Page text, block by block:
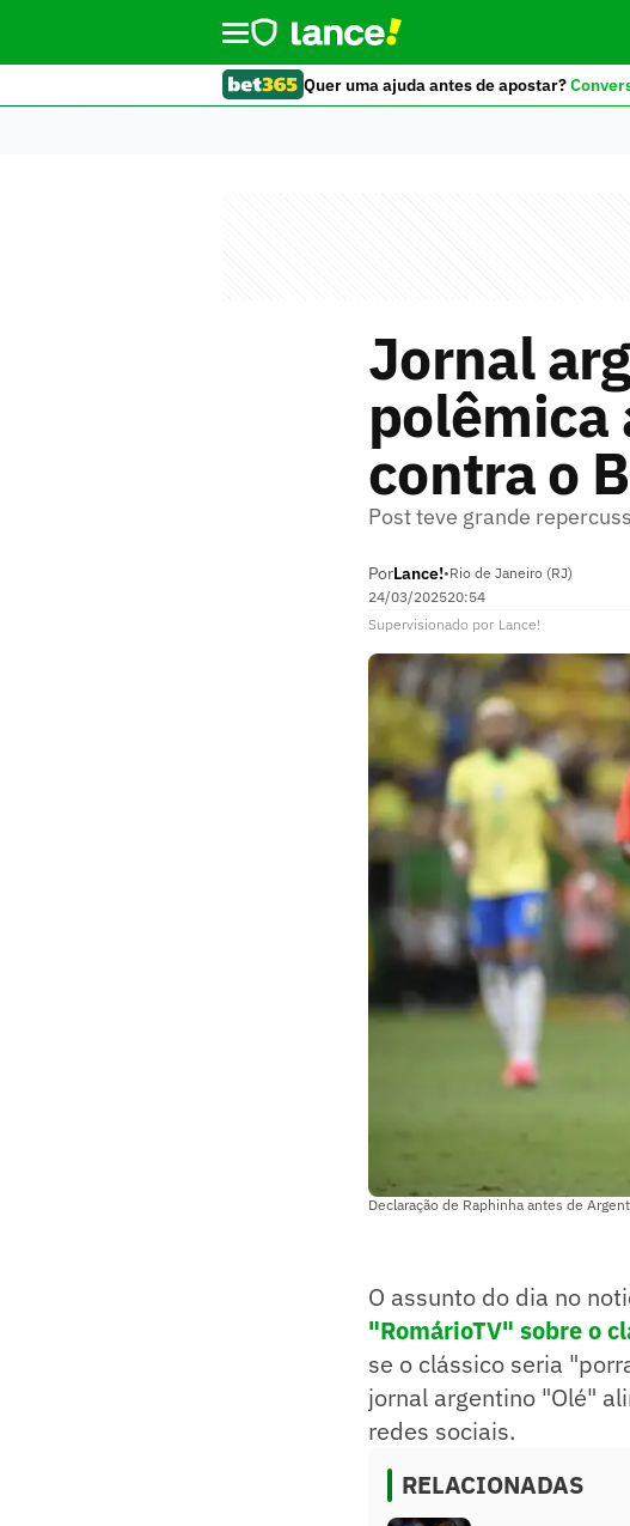
Quer uma ajuda antes de apostar?
Jornal
polêmica
contra o
Post teve grande
PorLance!•Rio de Janeiro (RJ)
24/03/202520:54
Supervisionado por Lance!
Declaração de Raphinha antes de
O assunto do dia no
"RomárioTV" sobre o
se o clássico seria
jornal argentino "Olé"
redes sociais.
RELACIONADAS